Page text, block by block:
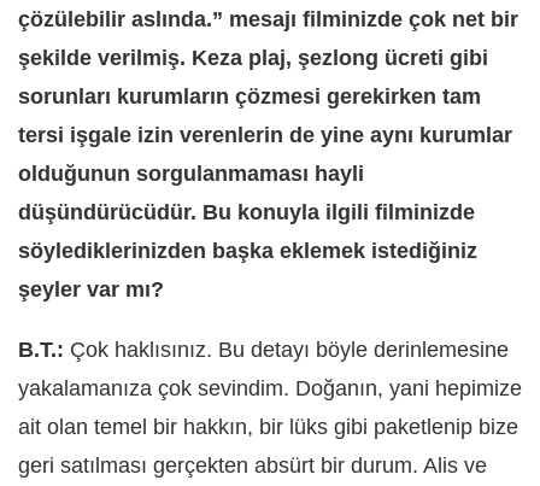
çözülebilir aslında.” mesajı filminizde çok net bir
şekilde verilmiş. Keza plaj, şezlong ücreti gibi
sorunları kurumların çözmesi gerekirken tam
tersi işgale izin verenlerin de yine aynı kurumlar
olduğunun sorgulanmaması hayli
düşündürücüdür. Bu konuyla ilgili filminizde
söylediklerinizden başka eklemek istediğiniz
şeyler var mı?
B.T.: Çok haklısınız. Bu detayı böyle derinlemesine
yakalamanıza çok sevindim. Doğanın, yani hepimize
ait olan temel bir hakkın, bir lüks gibi paketlenip bize
geri satılması gerçekten absürt bir durum. Alis ve